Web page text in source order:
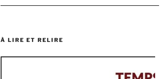
À LIRE ET RELIRE